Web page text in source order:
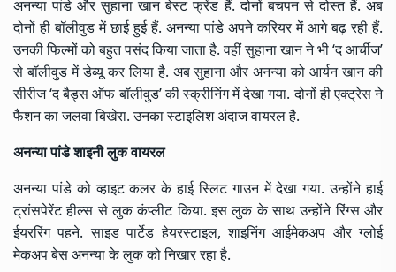
अनन्या पांडे और सुहाना खान बेस्ट फ्रेंड हैं. दोनों बचपन से दोस्त हैं. अब
दोनों ही बॉलीवुड में छाई हुई हैं. अनन्या पांडे अपने करियर में आगे बढ़ रही हैं.
उनकी फिल्मों को बहुत पसंद किया जाता है. वहीं सुहाना खान ने भी ‘द आर्चीज’
से बॉलीवुड में डेब्यू कर लिया है. अब सुहाना और अनन्या को आर्यन खान की
सीरीज ‘द बैड्स ऑफ बॉलीवुड’ की स्क्रीनिंग में देखा गया. दोनों ही एक्ट्रेस ने
फैशन का जलवा बिखेरा. उनका स्टाइलिश अंदाज वायरल है.
अनन्या पांडे शाइनी लुक वायरल
अनन्या पांडे को व्हाइट कलर के हाई स्लिट गाउन में देखा गया. उन्होंने हाई
ट्रांसपेरेंट हील्स से लुक कंप्लीट किया. इस लुक के साथ उन्होंने रिंग्स और
ईयररिंग पहने. साइड पार्टेड हेयरस्टाइल, शाइनिंग आईमेकअप और ग्लोई
मेकअप बेस अनन्या के लुक को निखार रहा है.